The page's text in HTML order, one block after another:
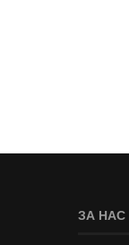
ЗА НАС